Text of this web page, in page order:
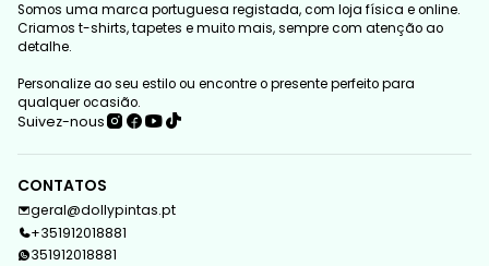
Somos uma marca portuguesa registada, com loja física e online.
Criamos t-shirts, tapetes e muito mais, sempre com atenção ao
detalhe.
Personalize ao seu estilo ou encontre o presente perfeito para
qualquer ocasião.
Suivez-nous
CONTATOS
geral@dollypintas.pt
+351912018881
351912018881